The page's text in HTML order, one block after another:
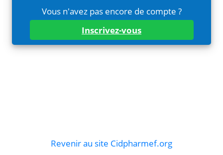
Vous n'avez pas encore de compte ?
Inscrivez-vous
Revenir au site Cidpharmef.org